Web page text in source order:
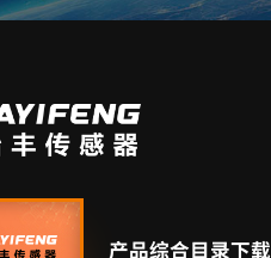
产品综合目录下载